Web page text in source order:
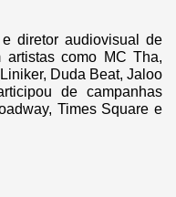
diretor audiovisual de
como MC Tha,
Duda Beat, Jaloo
de campanhas
Times Square e